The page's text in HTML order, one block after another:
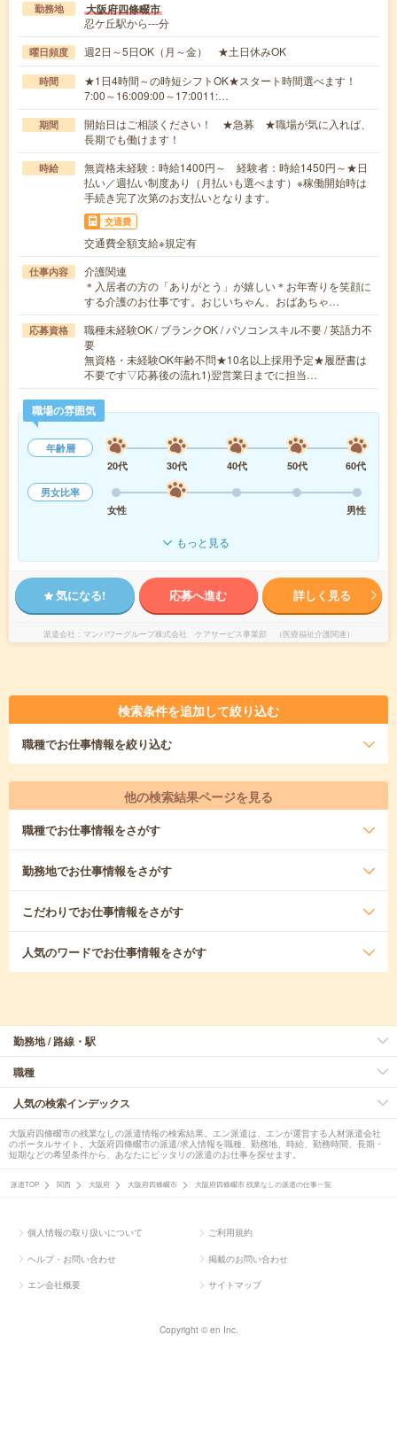
勤務地 大阪府四條畷市
忍ケ丘駅から---分
曜日頻度 週2日～5日OK（月～金） ★土日休みOK
時間
★1日4時間～の時短シフトOK★スタート時間選べます！
7:00～16:009:00～17:0011:…
期間
開始日はご相談ください！ ★急募 ★職場が気に入れば、
長期でも働けます！
時給
無資格未経験：時給1400円～ 経験者：時給1450円～★日
払い／週払い制度あり（月払いも選べます）※稼働開始時は
手続き完了次第のお支払いとなります。
交通費
交通費全額支給※規定有
仕事内容
介護関連
＊入居者の方の「ありがとう」が嬉しい＊お年寄りを笑顔に
する介護のお仕事です。おじいちゃん、おばあちゃ…
応募資格
職種未経験OK / ブランクOK / パソコンスキル不要 / 英語力不
要
無資格・未経験OK年齢不問★10名以上採用予定★履歴書は
不要です▽応募後の流れ1)翌営業日までに担当…
職場の雰囲気
年齢層
20代
30代 40代 50代
60代
男女比率
女性
男性
もっと見る
気になる! 応募へ進む 詳しく見る
派遣会社 マンパワーグループ株式会社 ケアサービス事業部 （医療福祉介護関連）
検索条件を追加して絞り込む
職種でお仕事情報を絞り込む
他の検索結果ページを見る
職種でお仕事情報をさがす
勤務地でお仕事情報をさがす
こだわりでお仕事情報をさがす
人気のワードでお仕事情報をさがす
勤務地 / 路線・駅
職種
人気の検索インデックス
大阪府四條畷市の残業なしの派遣情報の検索結果。エン派遣は、エンが運営する人材派遣会社
のポータルサイト。大阪府四條畷市の派遣/求人情報を職種、勤務地、時給、勤務時間、長期・
短期などの希望条件から、あなたにピッタリの派遣のお仕事を探せます。
派遣TOP 関西 大阪府 大阪府四條畷市 大阪府四條畷市 残業なしの派遣の仕事一覧
個人情報の取り扱いについて ご利用規約
ヘルプ・お問い合わせ 掲載のお問い合わせ
エン会社概要 サイトマップ
Copyright © en Inc.